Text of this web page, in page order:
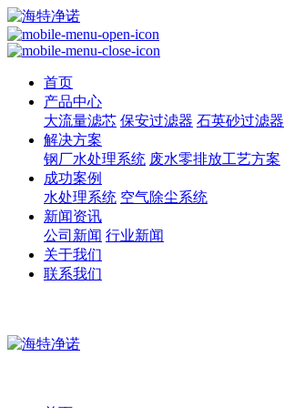
首页
产品中心
大流量滤芯 保安过滤器 石英砂过滤器
解决方案
钢厂水处理系统 废水零排放工艺方案
成功案例
水处理系统 空气除尘系统
新闻资讯
公司新闻 行业新闻
关于我们
联系我们